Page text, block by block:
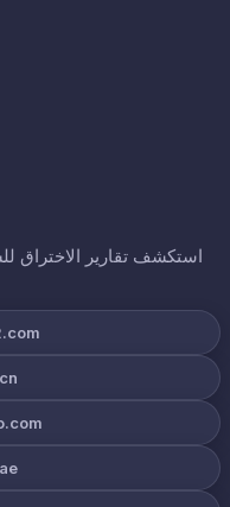
استكشف تقارير الاختراق